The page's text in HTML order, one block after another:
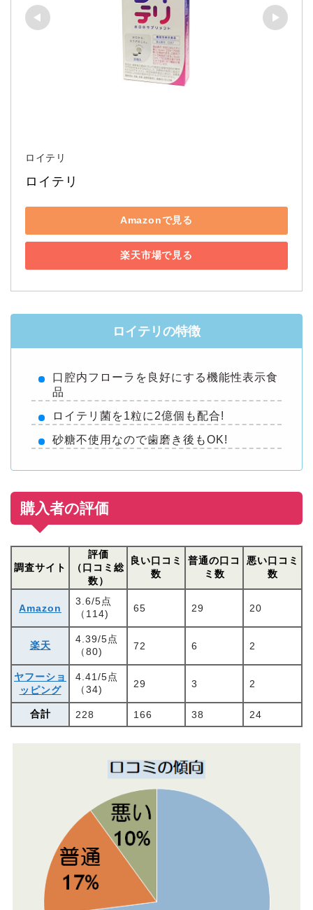
ロイテリ
ロイテリ
Amazonで見る
楽天市場で見る
ロイテリの特徴
口腔内フローラを良好にする機能性表示食
品
ロイテリ菌を1粒に2億個も配合!
砂糖不使用なので歯磨き後もOK!
購入者の評価
調査サイト
評価
（口コミ総
数）
良い口コミ
数
普通の口コ
ミ数
悪い口コミ
数
Amazon
3.6/5点
（114)
65 29 20
楽天
4.39/5点
（80)
72 6 2
ヤフーショ
ッピング
4.41/5点
（34)
29 3 2
合計 228 166 38 24